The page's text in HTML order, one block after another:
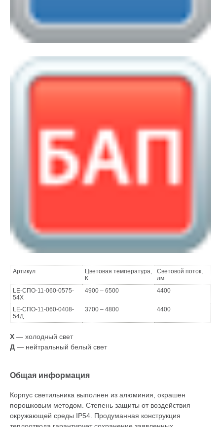
Артикул
Цветовая температура,
К
Световой поток,
лм
LE-СПО-11-060-0575-
54Х
4900 – 6500 4400
LE-СПО-11-060-0408-
54Д
3700 – 4800 4400
Х — холодный свет
Д — нейтральный белый свет
Общая информация
Корпус светильника выполнен из алюминия, окрашен
порошковым методом. Степень защиты от воздействия
окружающей среды IP54. Продуманная конструкция